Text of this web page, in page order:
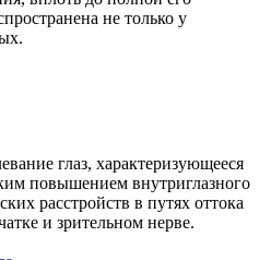
не только у
глаз, характеризующееся
повышением внутриглазного
расстройств в путях оттока
и зрительном нерве.